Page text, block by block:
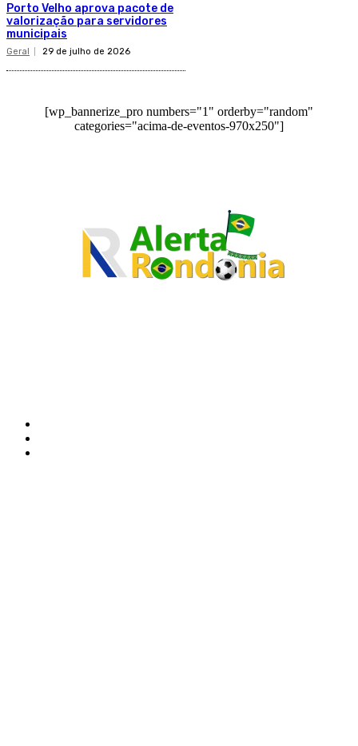
Porto Velho aprova pacote de
valorização para servidores
municipais
Geral 29 de julho de 2026
[wp_bannerize_pro numbers="1" orderby="random"
categories="acima-de-eventos-970x250"]